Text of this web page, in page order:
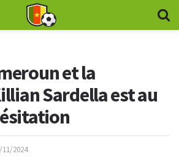
et la
Sardella est au
11/2024